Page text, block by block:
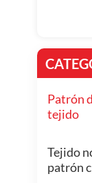
Patrón
tejido
Tejido
patrón